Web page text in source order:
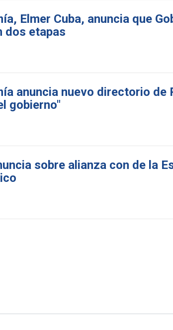
Elmer Cuba, anuncia que
dos etapas
anuncia nuevo directorio de
gobierno"
sobre alianza con de la